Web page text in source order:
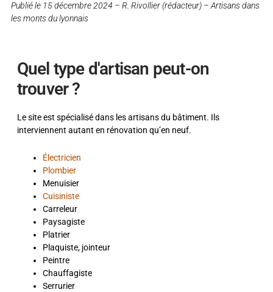
Publié le 15 décembre 2024 – R. Rivollier (rédacteur) – Artisans dans
les monts du lyonnais
Quel type d'artisan peut-on
trouver ?
Le site est spécialisé dans les artisans du bâtiment. Ils
interviennent autant en rénovation qu’en neuf.
Électricien
Plombier
Menuisier
Cuisiniste
Carreleur
Paysagiste
Platrier
Plaquiste, jointeur
Peintre
Chauffagiste
Serrurier